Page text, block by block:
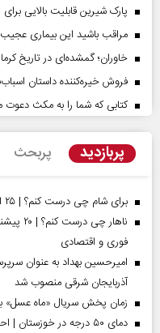
پارک شیرین قابلیت‌ بالایی
مراقب باشید این بیماری
خاوران؛ گمشده‌ای در تاریخ
فروش خیره‌کننده داستان اسباب‌بازی ۵؛ بزرگ‌ترین افتتاحیه سال
کتابی که شما را به مکث دعوت
پربازدید پربحث
برای شام چی درست کنم؟ | ۲۵ ایده خوشمزه، ساده و فوری برای شام امشب
ناهار
فوری و اقتصادی
امیرحسین بهداد به عنوان
آذربایجان شرقی منصوب شد
زمان پخش سریال «ماه عسل»
دمای ۵۰ درجه در خوزستان | احتمال بارش‌های سیل‌آسا در ۳ استان